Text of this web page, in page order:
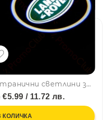
Безжични LAND ROVER странични светлини за врата на кола JQ-666, 2 броя LED лого
€5.99 / 11.72 лв.
КОЛИЧКА